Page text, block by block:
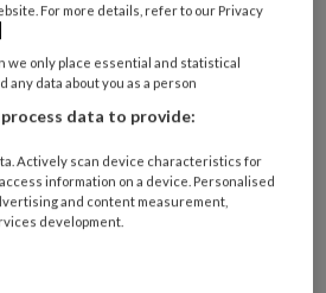
behandelden ze 225
en leidden ze vijf
op.
PREMIUM
For more details, refer to our Privacy
we only place essential and statistical
any data about you as a person
data to provide:
Actively scan device characteristics for
information on a device. Personalised
and content measurement,
development.